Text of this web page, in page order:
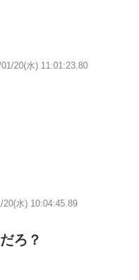
20(水) 11:01:23.80
20(水) 10:04:45.89
ろ？